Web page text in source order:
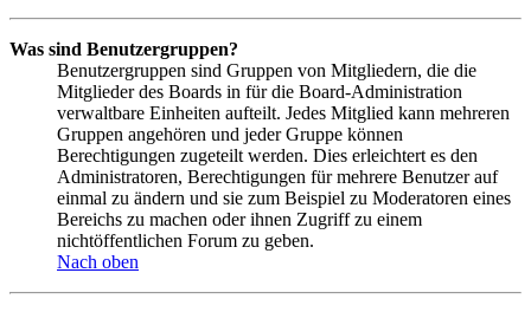
Was sind Benutzergruppen?
Benutzergruppen sind Gruppen von Mitgliedern, die die
Mitglieder des Boards in für die Board-Administration
verwaltbare Einheiten aufteilt. Jedes Mitglied kann mehreren
Gruppen angehören und jeder Gruppe können
Berechtigungen zugeteilt werden. Dies erleichtert es den
Administratoren, Berechtigungen für mehrere Benutzer auf
einmal zu ändern und sie zum Beispiel zu Moderatoren eines
Bereichs zu machen oder ihnen Zugriff zu einem
nichtöffentlichen Forum zu geben.
Nach oben